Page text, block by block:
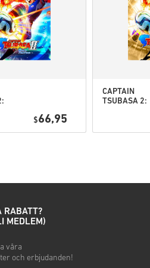
• Välj din produkt
• Ange din e-postadress
• Välj din betalningsmetod
• Slutför din beställning
$66,95
CAPTAIN
TSUBASA 2:
Deluxe
RABATT?
MEDLEM)
våra
och erbjudanden!